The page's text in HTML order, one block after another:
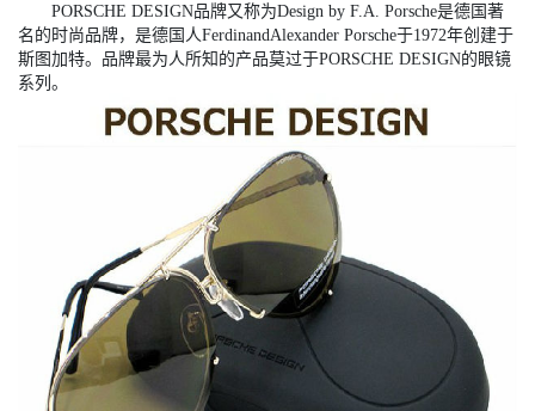
PORSCHE DESIGN品牌又称为Design by F.A. Porsche是德国著
名的时尚品牌，是德国人FerdinandAlexander Porsche于1972年创建于
斯图加特。品牌最为人所知的产品莫过于PORSCHE DESIGN的眼镜
系列。